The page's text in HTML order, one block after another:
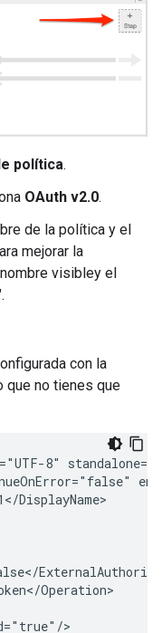
política.
OAuth v2.0.
de la política y el
mejorar la
visibley el
con la
que no tienes que
8"
DisplayName>
Operation>
>